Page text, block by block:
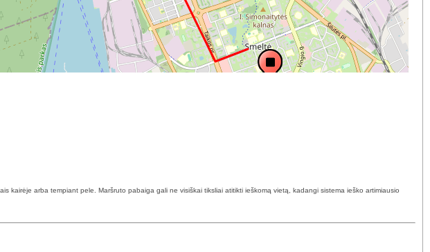
kairėje arba tempiant pele. Maršruto pabaiga gali ne visiškai tiksliai atitikti ieškomą vietą, kadangi sistema ieško artimiausio